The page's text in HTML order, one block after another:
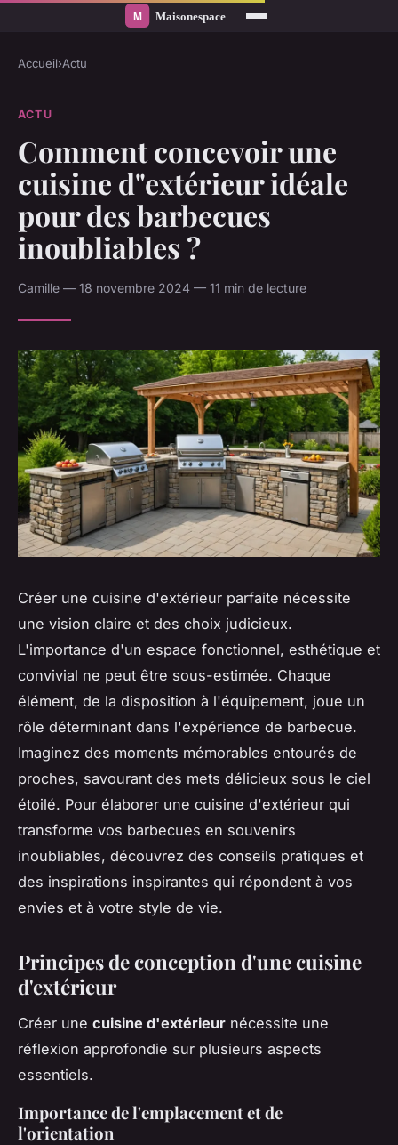
Accueil›Actu
ACTU
Comment concevoir une
cuisine d"extérieur idéale
pour des barbecues
inoubliables ?
Camille — 18 novembre 2024 — 11 min de lecture
Créer une cuisine d'extérieur parfaite nécessite
une vision claire et des choix judicieux.
L'importance d'un espace fonctionnel, esthétique et
convivial ne peut être sous-estimée. Chaque
élément, de la disposition à l'équipement, joue un
rôle déterminant dans l'expérience de barbecue.
Imaginez des moments mémorables entourés de
proches, savourant des mets délicieux sous le ciel
étoilé. Pour élaborer une cuisine d'extérieur qui
transforme vos barbecues en souvenirs
inoubliables, découvrez des conseils pratiques et
des inspirations inspirantes qui répondent à vos
envies et à votre style de vie.
Principes de conception d'une cuisine
d'extérieur
Créer une cuisine d'extérieur nécessite une
réflexion approfondie sur plusieurs aspects
essentiels.
Importance de l'emplacement et de
l'orientation